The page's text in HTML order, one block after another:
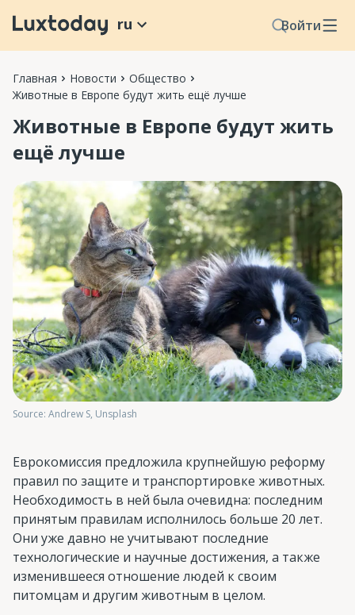
Войти
ru
Главная Новости
Общество
Животные в Европе будут жить ещё лучше
Животные в Европе будут жить
ещё лучше
Source: Andrew S, Unsplash
Еврокомиссия предложила крупнейшую реформу
правил по защите и транспортировке животных.
Необходимость в ней была очевидна: последним
принятым правилам исполнилось больше 20 лет.
Они уже давно не учитывают последние
технологические и научные достижения, а также
изменившееся отношение людей к своим
питомцам и другим животным в целом.